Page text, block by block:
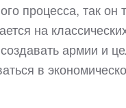
процесса, так
на
армии и
в